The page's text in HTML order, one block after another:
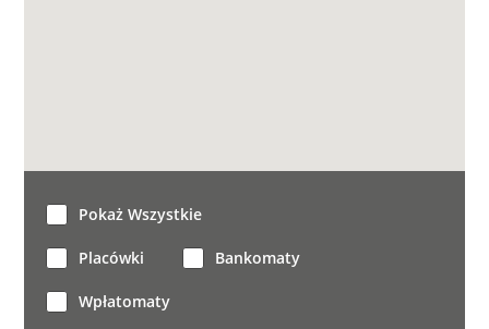
Pokaż Wszystkie
Placówki Bankomaty
Wpłatomaty